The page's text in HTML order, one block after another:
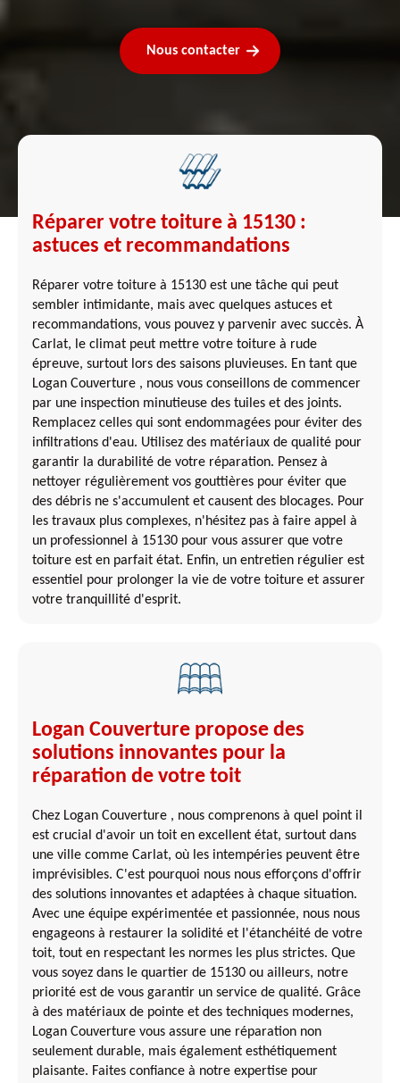
Nous contacter
Réparer votre toiture à 15130 :
astuces et recommandations
Réparer votre toiture à 15130 est une tâche qui peut
sembler intimidante, mais avec quelques astuces et
recommandations, vous pouvez y parvenir avec succès. À
Carlat, le climat peut mettre votre toiture à rude
épreuve, surtout lors des saisons pluvieuses. En tant que
Logan Couverture , nous vous conseillons de commencer
par une inspection minutieuse des tuiles et des joints.
Remplacez celles qui sont endommagées pour éviter des
infiltrations d'eau. Utilisez des matériaux de qualité pour
garantir la durabilité de votre réparation. Pensez à
nettoyer régulièrement vos gouttières pour éviter que
des débris ne s'accumulent et causent des blocages. Pour
les travaux plus complexes, n'hésitez pas à faire appel à
un professionnel à 15130 pour vous assurer que votre
toiture est en parfait état. Enfin, un entretien régulier est
essentiel pour prolonger la vie de votre toiture et assurer
votre tranquillité d'esprit.
Logan Couverture propose des
solutions innovantes pour la
réparation de votre toit
Chez Logan Couverture , nous comprenons à quel point il
est crucial d'avoir un toit en excellent état, surtout dans
une ville comme Carlat, où les intempéries peuvent être
imprévisibles. C'est pourquoi nous nous efforçons d'offrir
des solutions innovantes et adaptées à chaque situation.
Avec une équipe expérimentée et passionnée, nous nous
engageons à restaurer la solidité et l'étanchéité de votre
toit, tout en respectant les normes les plus strictes. Que
vous soyez dans le quartier de 15130 ou ailleurs, notre
priorité est de vous garantir un service de qualité. Grâce
à des matériaux de pointe et des techniques modernes,
Logan Couverture vous assure une réparation non
seulement durable, mais également esthétiquement
plaisante. Faites confiance à notre expertise pour